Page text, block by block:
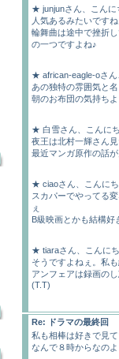
★ junjunさん、こん
人気あるみたいです
輪舞曲は途中で挫折
の一つですよね♪
★ african-eagle-oさ
あの独特の雰囲気と
朝のお布団の気持ち
★ 白雪さん、こんに
夜王は北村一輝さん
最近マンガ原作の話
★ ciaoさん、こんに
スカパーでやってる
ぇ
B級映画とかも結構好
★ tiaraさん、こんに
そうですよねぇ。私
アンフェアは録画の
(T.T)
Re: ドラマの最終回
私も相棒は好きで見
なんで８時からなのよ